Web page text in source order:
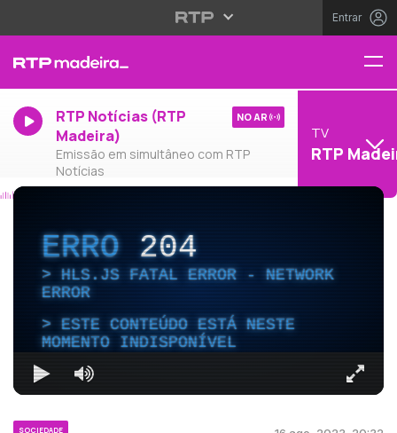
Entrar
RTP Notícias (RTP
Madeira)
Emissão em simultâneo com RTP
Notícias
NO AR
TV
RTP
ERRO204
HLS.JS FATAL ERROR - NETWORK
ERROR
ESTE CONTEÚDO ESTÁ NESTE
MOMENTO INDISPONÍVEL
SOCIEDADE